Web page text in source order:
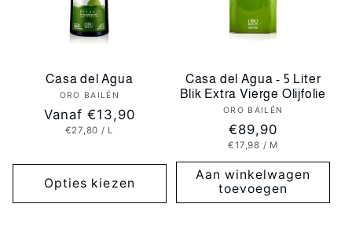
Casa del Agua
Verkoper:
ORO BAILÉN
Normale
prijs
Vanaf €13,90
EENHEIDSPRIJS
€27,80 / PER
L
Opties kiezen
Casa del Agua - 5 Liter
Blik Extra Vierge Olijfolie
Verkoper:
ORO BAILÉN
Normale
prijs
€89,90
EENHEIDSPRIJS
€17,98 / PER
M
Aan winkelwagen
toevoegen